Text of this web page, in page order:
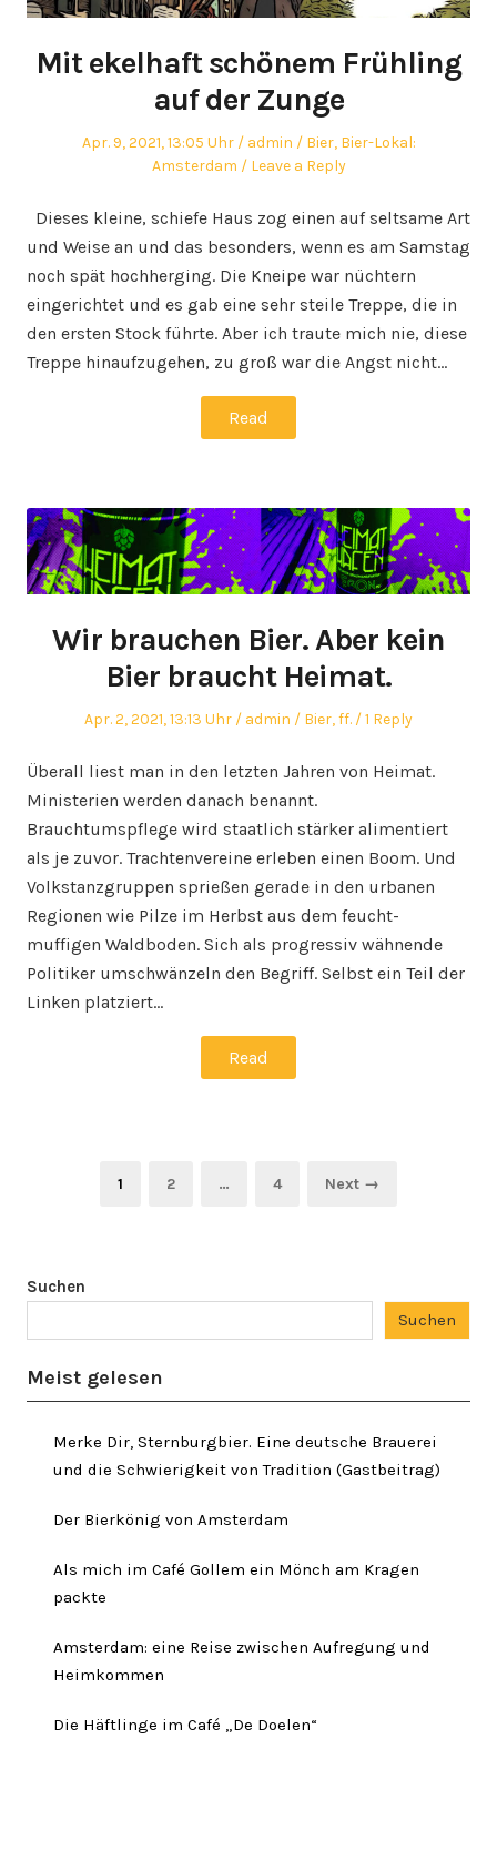
Mit ekelhaft schönem Frühling
auf der Zunge
Posted
Apr. 9, 2021, 13:05 Uhr Author
admin
Posted
in
Bier, Bier-Lokal:
Amsterdam
Leave a Reply
Dieses kleine, schiefe Haus zog einen auf seltsame Art
und Weise an und das besonders, wenn es am Samstag
noch spät hochherging. Die Kneipe war nüchtern
eingerichtet und es gab eine sehr steile Treppe, die in
den ersten Stock führte. Aber ich traute mich nie, diese
Treppe hinaufzugehen, zu groß war die Angst nicht…
Read
Wir brauchen Bier. Aber kein
Bier braucht Heimat.
Posted
Apr. 2, 2021, 13:13 Uhr Author
admin
Posted
Bier,ff. 1 Reply
Überall liest man in den letzten Jahren von Heimat.
Ministerien werden danach benannt.
Brauchtumspflege wird staatlich stärker alimentiert
als je zuvor. Trachtenvereine erleben einen Boom. Und
Volkstanzgruppen sprießen gerade in den urbanen
Regionen wie Pilze im Herbst aus dem feucht-
muffigen Waldboden. Sich als progressiv wähnende
Politiker umschwänzeln den Begriff. Selbst ein Teil der
Linken platziert…
Read
Seitennummerierung
Page
1 Page
2 … Page
4 Next →
Suchen
Suchen
Meist gelesen
Merke Dir, Sternburgbier. Eine deutsche Brauerei
und die Schwierigkeit von Tradition (Gastbeitrag)
Der Bierkönig von Amsterdam
Als mich im Café Gollem ein Mönch am Kragen
packte
Amsterdam: eine Reise zwischen Aufregung und
Heimkommen
Die Häftlinge im Café „De Doelen“